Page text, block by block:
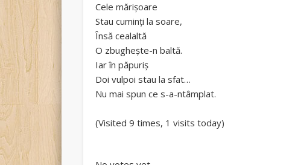
Cele mărişoare
Stau cuminţi la soare,
Însă cealaltă
O zbugheşte-n baltă.
Iar în păpuriş
Doi vulpoi stau la sfat…
Nu mai spun ce s-a-ntâmplat.
(Visited 9 times, 1 visits today)